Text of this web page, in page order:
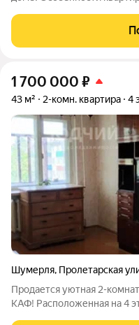
установлена видеокамера. Удобства: Просторная кухня,
светлая спальня с окном,
1 700 000 ₽
43 м² 2-комн. квартира 4
Шумерля, Пролетарская
Продается уютная 2-
КАФ! Расположенная на 4